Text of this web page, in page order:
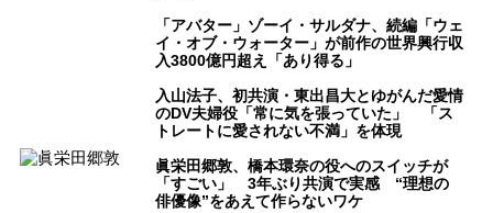
「アバター」ゾーイ・サルダナ、続編「ウェ
イ・オブ・ウォーター」が前作の世界興行収
入3800億円超え「あり得る」
入山法子、初共演・東出昌大とゆがんだ愛情
のDV夫婦役「常に気を張っていた」 「ス
トレートに愛されない不満」を体現
眞栄田郷敦、橋本環奈の役へのスイッチが
「すごい」 3年ぶり共演で実感 “理想の
俳優像”をあえて作らないワケ